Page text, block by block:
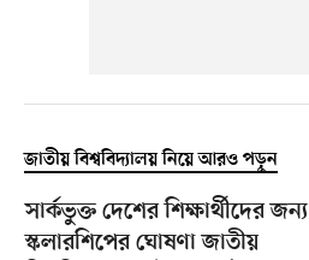
জাতীয় বিশ্ববিদ্যালয় নিয়ে আরও পড়ুন
সার্কভুক্ত দেশের শিক্ষার্থীদের জন্য
স্কলারশিপের ঘোষণা জাতীয়